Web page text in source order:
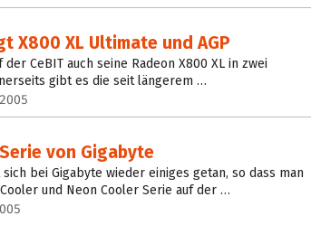
X800 XL Ultimate und AGP
CeBIT auch seine Radeon X800 XL in zwei
gibt es die seit längerem …
von Gigabyte
bei Gigabyte wieder einiges getan, so dass man
und Neon Cooler Serie auf der …